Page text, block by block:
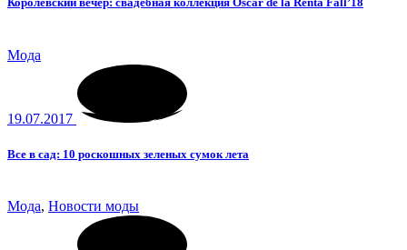
Мода
19.07.2017
Все в сад: 10 роскошных зеленых сумок лета
Мода, Новости моды